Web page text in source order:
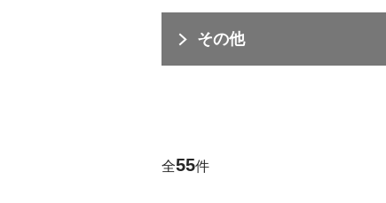
フライパン・鍋
キッチン家電
包丁・ハサミ・スライサー
その他
全55件